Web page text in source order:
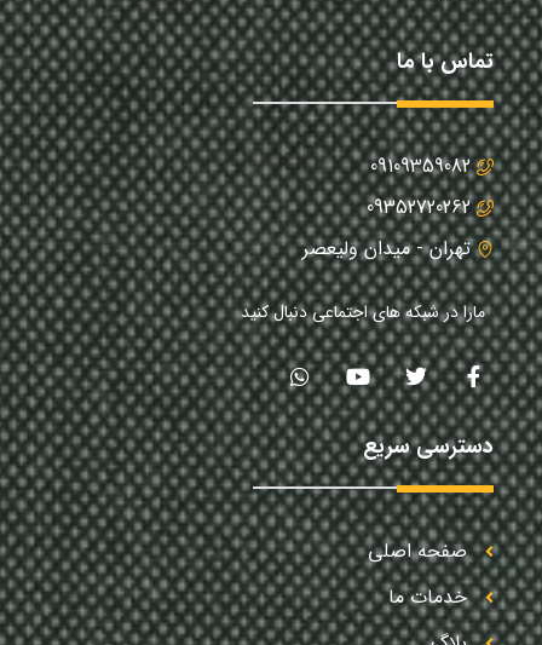
تماس با ما
09109359082
09352720262
تهران - میدان ولیعصر
مارا در شبکه های اجتماعی دنبال کنید
دسترسی سریع
صفحه اصلی
خدمات ما